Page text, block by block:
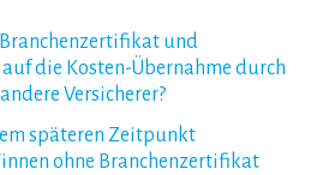
Branchenzertifikat und
aufdie Kosten-Übernahme durch
andere Versicherer?
späteren Zeitpunkt
ohne Branchenzertifikat